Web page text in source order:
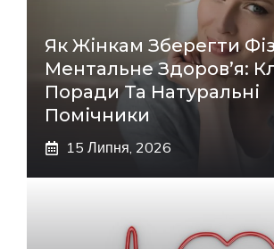
Як Жінкам Зберегти
Ментальне Здоров’я:
Поради Та Натуральні
Помічники
15 Липня, 2026